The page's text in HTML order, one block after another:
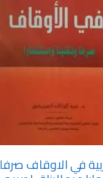
في الاوقاف